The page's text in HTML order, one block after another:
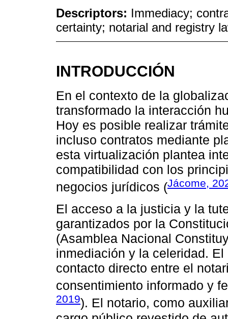
Descriptors: Immediacy;
certainty; notarial and registry
INTRODUCCIÓN
En el contexto de la
transformado la interacción
Hoy es posible realizar
incluso contratos mediante
esta virtualización plantea
compatibilidad con los
negocios jurídicos (Jácome,
El acceso a la justicia y la
garantizados por la
(Asamblea Nacional
inmediación y la celeridad.
contacto directo entre el
consentimiento informado y
2019). El notario, como